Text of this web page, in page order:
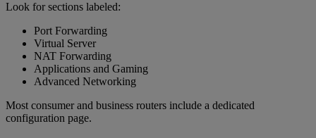
Look for sections labeled:
Port Forwarding
Virtual Server
NAT Forwarding
Applications and Gaming
Advanced Networking
Most consumer and business routers include a dedicated
configuration page.